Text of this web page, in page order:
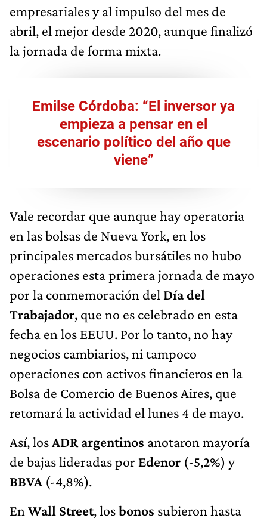
empresariales y al impulso del mes de
abril, el mejor desde 2020, aunque finalizó
la jornada de forma mixta.
Emilse Córdoba: “El inversor ya
empieza a pensar en el
escenario político del año que
viene”
Vale recordar que aunque hay operatoria
en las bolsas de Nueva York, en los
principales mercados bursátiles no hubo
operaciones esta primera jornada de mayo
por la conmemoración del Día del
Trabajador, que no es celebrado en esta
fecha en los EEUU. Por lo tanto, no hay
negocios cambiarios, ni tampoco
operaciones con activos financieros en la
Bolsa de Comercio de Buenos Aires, que
retomará la actividad el lunes 4 de mayo.
Así, losADR argentinos anotaron mayoría
de bajas lideradas por Edenor (-5,2%) y
BBVA (-4,8%).
En Wall Street, losbonos subieron hasta